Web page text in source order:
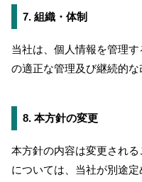
7. 組織・体制
当社は、個人情報を管理
の適正な管理及び継続的な
8. 本方針の変更
本方針の内容は変更され
については、当社が別途